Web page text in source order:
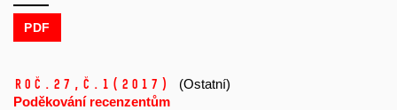
PDF
Roč.27, č.1 (2017)
(Ostatní)
Poděkování recenzentům